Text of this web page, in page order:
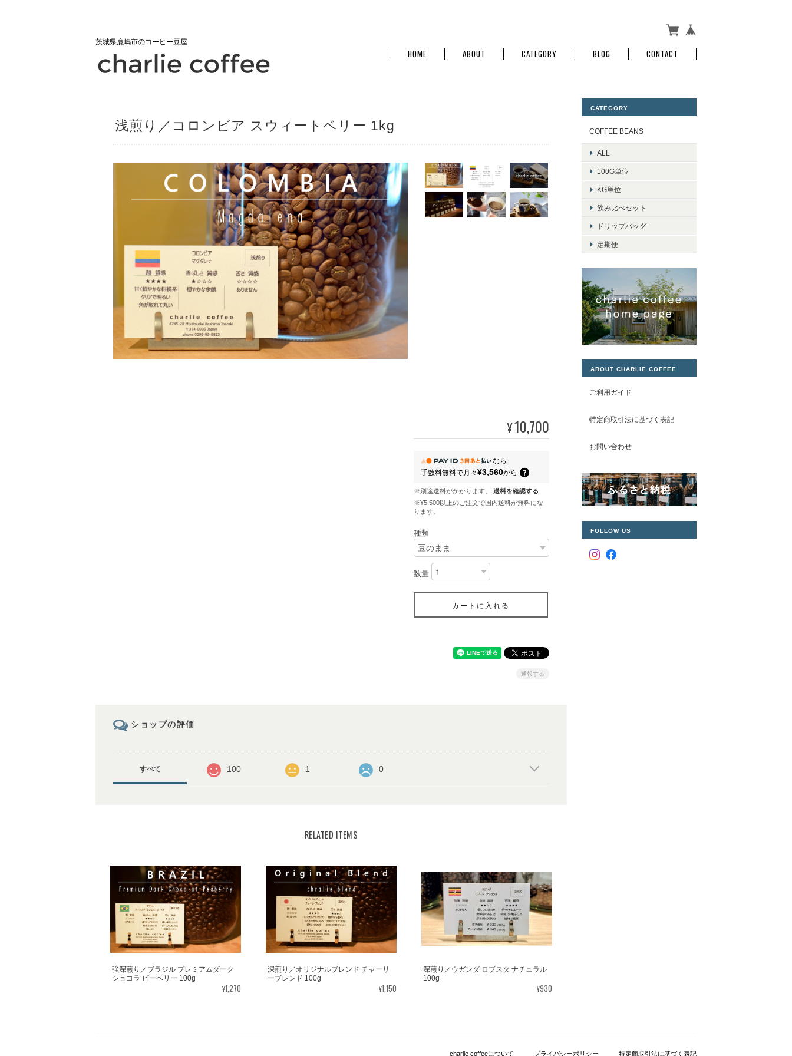
茨城県鹿嶋市のコーヒー豆屋
HOME ABOUT CATEGORY BLOG CONTACT
浅煎り／コロンビア スウィートベリー 1kg
¥10,700
なら
手数料無料で月々¥3,560から
※別途送料がかかります。
送料を確認する
※¥5,500以上のご注文で国内送料が無料にな
ります。
種類
数量
カートに入れる
通報する
ショップの評価
すべて 100 1 0
RELATED ITEMS
強深煎り／ブラジル プレミアムダーク
ショコラ ピーベリー 100g
¥1,270
深煎り／オリジナルブレンド チャーリ
ーブレンド 100g
¥1,150
深煎り／ウガンダ ロブスタ ナチュラル
100g
¥930
CATEGORY
COFFEE BEANS
ALL
100G単位
KG単位
飲み比べセット
ドリップバッグ
定期便
ABOUT CHARLIE COFFEE
ご利用ガイド
特定商取引法に基づく表記
お問い合わせ
FOLLOW US
charlie coffeeについて プライバシーポリシー 特定商取引法に基づく表記